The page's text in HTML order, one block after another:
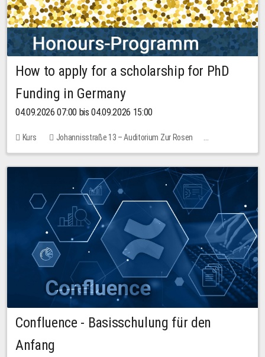
How to apply for a scholarship for PhD
Funding in Germany
04.09.2026 07:00 bis 04.09.2026 15:00
Kurs
Johannisstraße 13 – Auditorium Zur Rosen
Keine freien Plätze
Confluence - Basisschulung für den
Anfang